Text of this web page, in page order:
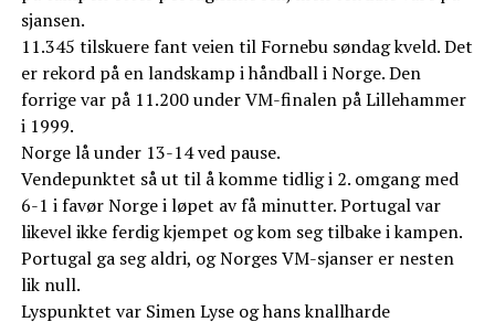
sjansen.
11.345 tilskuere fant veien til Fornebu søndag kveld. Det
er rekord på en landskamp i håndball i Norge. Den
forrige var på 11.200 under VM-finalen på Lillehammer
i 1999.
Norge lå under 13-14 ved pause.
Vendepunktet så ut til å komme tidlig i 2. omgang med
6-1 i favør Norge i løpet av få minutter. Portugal var
likevel ikke ferdig kjempet og kom seg tilbake i kampen.
Portugal ga seg aldri, og Norges VM-sjanser er nesten
lik null.
Lyspunktet var Simen Lyse og hans knallharde